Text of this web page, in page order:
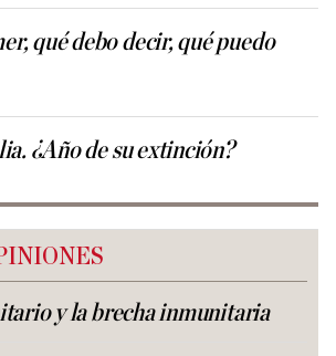
qué debo decir, qué puedo
¿Año de su extinción?
y la brecha inmunitaria